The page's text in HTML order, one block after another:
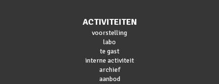
ACTIVITEITEN
voorstelling
labo
te gast
interne activiteit
archief
aanbod